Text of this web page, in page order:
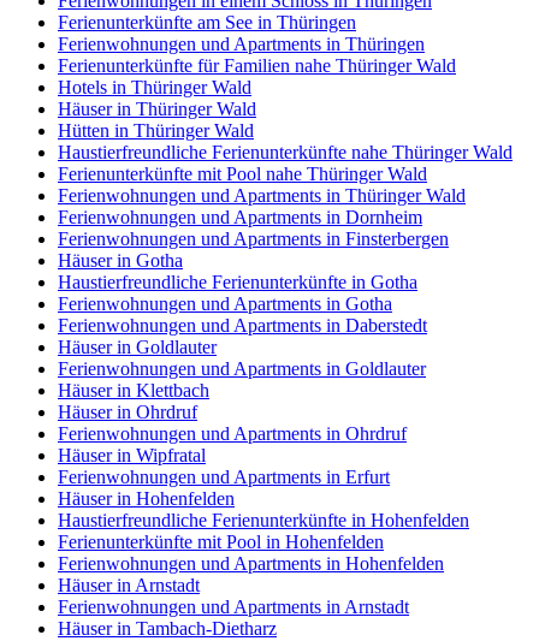
Ferienunterkünfte am See in Thüringen
Ferienwohnungen und Apartments in Thüringen
Ferienunterkünfte für Familien nahe Thüringer Wald
Hotels in Thüringer Wald
Häuser in Thüringer Wald
Hütten in Thüringer Wald
Haustierfreundliche Ferienunterkünfte nahe Thüringer Wald
Ferienunterkünfte mit Pool nahe Thüringer Wald
Ferienwohnungen und Apartments in Thüringer Wald
Ferienwohnungen und Apartments in Dornheim
Ferienwohnungen und Apartments in Finsterbergen
Häuser in Gotha
Haustierfreundliche Ferienunterkünfte in Gotha
Ferienwohnungen und Apartments in Gotha
Ferienwohnungen und Apartments in Daberstedt
Häuser in Goldlauter
Ferienwohnungen und Apartments in Goldlauter
Häuser in Klettbach
Häuser in Ohrdruf
Ferienwohnungen und Apartments in Ohrdruf
Häuser in Wipfratal
Ferienwohnungen und Apartments in Erfurt
Häuser in Hohenfelden
Haustierfreundliche Ferienunterkünfte in Hohenfelden
Ferienunterkünfte mit Pool in Hohenfelden
Ferienwohnungen und Apartments in Hohenfelden
Häuser in Arnstadt
Ferienwohnungen und Apartments in Arnstadt
Häuser in Tambach-Dietharz